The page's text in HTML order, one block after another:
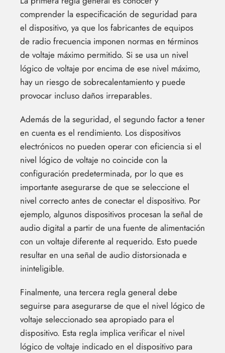
comprender la especificación de seguridad para
el dispositivo, ya que los fabricantes de equipos
de radio frecuencia imponen normas en términos
de voltaje máximo permitido. Si se usa un nivel
lógico de voltaje por encima de ese nivel máximo,
hay un riesgo de sobrecalentamiento y puede
provocar incluso daños irreparables.
Además de la seguridad, el segundo factor a tener
en cuenta es el rendimiento. Los dispositivos
electrónicos no pueden operar con eficiencia si el
nivel lógico de voltaje no coincide con la
configuración predeterminada, por lo que es
importante asegurarse de que se seleccione el
nivel correcto antes de conectar el dispositivo. Por
ejemplo, algunos dispositivos procesan la señal de
audio digital a partir de una fuente de alimentación
con un voltaje diferente al requerido. Esto puede
resultar en una señal de audio distorsionada e
ininteligible.
Finalmente, una tercera regla general debe
seguirse para asegurarse de que el nivel lógico de
voltaje seleccionado sea apropiado para el
dispositivo. Esta regla implica verificar el nivel
lógico de voltaje indicado en el dispositivo para